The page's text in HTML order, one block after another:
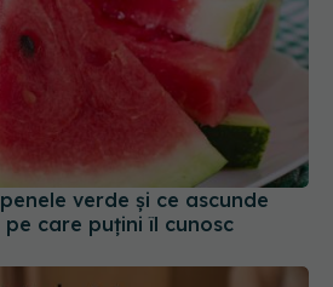
verde și ce ascunde
care puțini îl cunosc